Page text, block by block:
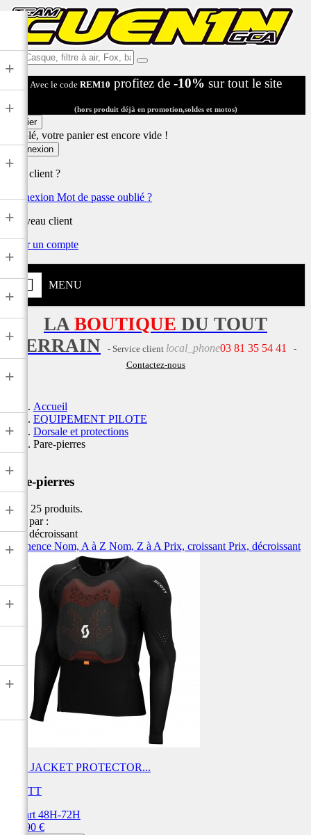
Ex:
Casque,
filtre
air,
Fox,
...
Avec le code REM10 profitez de -10% sur tout le site
(hors produit déjà en promotion,soldes et motos)
Panier
Désolé, votre panier est encore vide !
Connexion
Déjà client ?
Connexion Mot de passe oublié ?
Nouveau client
Créer un compte
MENU
+
+
+
+
+
+
+
+
+
+
+
+
+
+
LA BOUTIQUE DU TOUT
TERRAIN
- Service client local_phone03 81 35 54 41
-
Contactez-nous
Accueil
EQUIPEMENT PILOTE
Dorsale et protections
Pare-pierres
Pare-pierres
Il y a 25 produits.
Trier par :
Prix, décroissant
Pertinence Nom, A à Z Nom, Z à A Prix, croissant Prix, décroissant
SCO JACKET PROTECTOR...
SCOTT
Départ 48H-72H
299,90 €